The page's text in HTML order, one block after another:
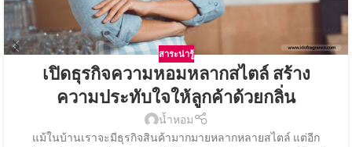
สาระน่ารู้
เปิดธุรกิจความหอมหลากสไตล์ สร้าง
ความประทับใจให้ลูกค้าด้วยกลิ่น
น้ำหอม
แม้ในบ้านเราจะมีธุรกิจสินค้ามากมายหลากหลายสไตล์ แต่อีก